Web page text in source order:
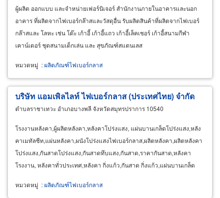
ผู้ผลิต ออกแบบ และจำหน่ายเฟอร์นิเจอร์ สำนักงานภายในอาคารและนอก
อาคาร ที่ผลิตจากไฟเบอร์กล๊าสและวัสดุอื่น รับผลิตสินค้าที่ผลิตจากไฟเบอร์
กล๊าสและ โลหะ เช่น โต๊ะ เก้าอี้ เก้าอี้แถว เก้าอี้เล็คเชอร์ เก้าอี้สนามกีฬา
เคาน์เตอร์ ชุดสนามเด็กเล่น และ สุขภัณฑ์สแตนเลส
หมวดหมู่ :ผลิตภัณฑ์ไฟเบอร์กลาส
บริษัท แอมเพิลไลท์ ไฟเบอร์กลาส (ประเทศไทย) จำกัด
ตำบลราชาเทวะ อำเภอบางพลี จังหวัดสมุทรปราการ 10540
โรงงานหลังคา,ผู้ผลิตหลังคา,หลังคาโปร่งแสง, แผ่นบานเกล็ดโปร่งแสง,หลัง
คาเมทัลชีท,แผ่นหลังคา,ผนังโปร่งแสงไฟเบอร์กลาส,ผลิตหลังคา,ผลิตหลังคา
โปร่งแสง,กันสาดโปร่งแสง,กันสาดทึบแสง,กันสาด,ราคากันสาด,หลังคา
โรงงาน, หลังคาทั่วประเทศ,หลังคา กิ่งแก้ว,กันสาด กิ่งแก้ว,แผ่นบานเกล็ด
หมวดหมู่ :ผลิตภัณฑ์ไฟเบอร์กลาส